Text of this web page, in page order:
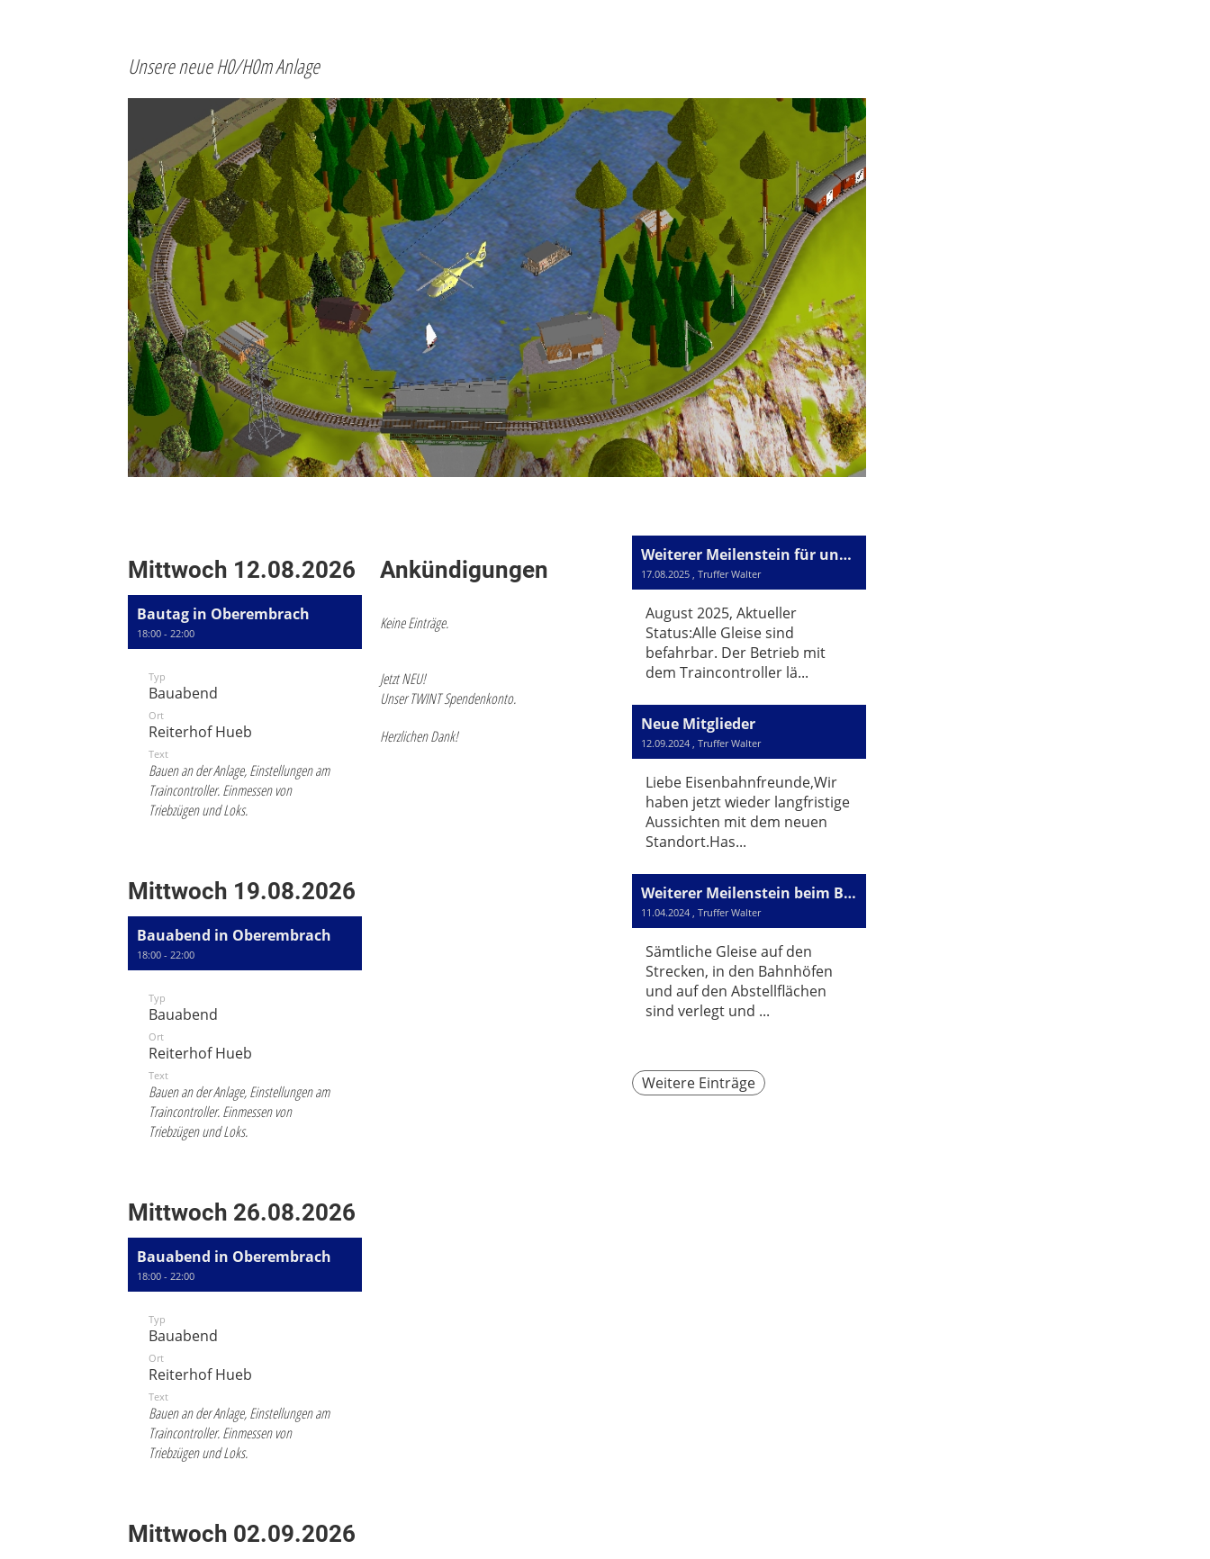
Unsere neue H0/H0m Anlage
Mittwoch 12.08.2026
Bautag in Oberembrach
18:00 - 22:00
Typ
Bauabend
Ort
Reiterhof Hueb
Text
Bauen an der Anlage, Einstellungen am
Traincontroller. Einmessen von
Triebzügen und Loks.
Mittwoch 19.08.2026
Bauabend in Oberembrach
18:00 - 22:00
Typ
Bauabend
Ort
Reiterhof Hueb
Text
Bauen an der Anlage, Einstellungen am
Traincontroller. Einmessen von
Triebzügen und Loks.
Mittwoch 26.08.2026
Bauabend in Oberembrach
18:00 - 22:00
Typ
Bauabend
Ort
Reiterhof Hueb
Text
Bauen an der Anlage, Einstellungen am
Traincontroller. Einmessen von
Triebzügen und Loks.
Mittwoch 02.09.2026
Ankündigungen
Keine Einträge.
Jetzt NEU!
Unser TWINT Spendenkonto.
Herzlichen Dank!
Weiterer Meilenstein für unsere Anlage
17.08.2025, Truffer Walter
August 2025, Aktueller
Status:Alle Gleise sind
befahrbar. Der Betrieb mit
dem Traincontroller lä...
Neue Mitglieder
12.09.2024, Truffer Walter
Liebe Eisenbahnfreunde,Wir
haben jetzt wieder langfristige
Aussichten mit dem neuen
Standort.Has...
Weiterer Meilenstein beim Bau unserer Modellanlage
11.04.2024, Truffer Walter
Sämtliche Gleise auf den
Strecken, in den Bahnhöfen
und auf den Abstellflächen
sind verlegt und ...
Weitere Einträge